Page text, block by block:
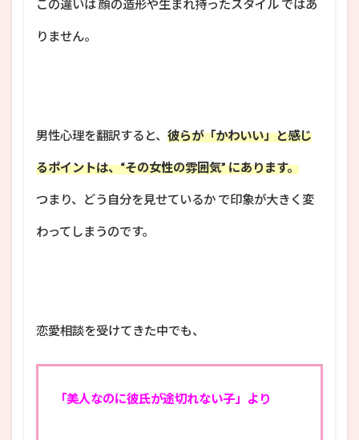
この違いは 顔の造形や生まれ持ったスタイル ではあ
りません。
男性心理を翻訳すると、 彼らが「かわいい」と感じ
るポイントは、“その女性の雰囲気” にあります。
つまり、どう自分を見せているか で印象が大きく変
わってしまうのです。
恋愛相談を受けてきた中でも、
「美人なのに彼氏が途切れない子」より